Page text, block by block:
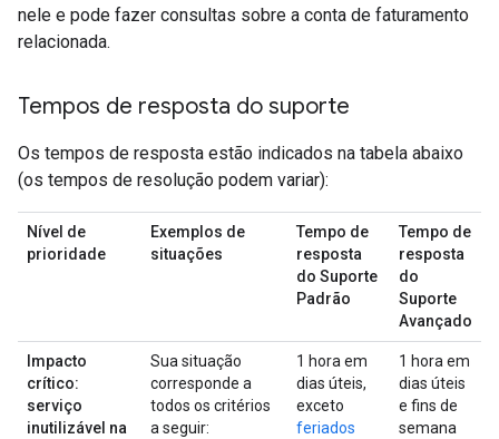
nele e pode fazer consultas sobre a conta de faturamento
relacionada.
Tempos de resposta do suporte
Os tempos de resposta estão indicados na tabela abaixo
(os tempos de resolução podem variar):
Nível de
prioridade
Exemplos de
situações
Tempo de
resposta
do Suporte
Padrão
Tempo de
resposta
do
Suporte
Avançado
Impacto
crítico:
serviço
inutilizável na
Sua situação
corresponde a
todos os critérios
a seguir:
1 hora em
dias úteis,
exceto
feriados
1 hora em
dias úteis
e fins de
semana